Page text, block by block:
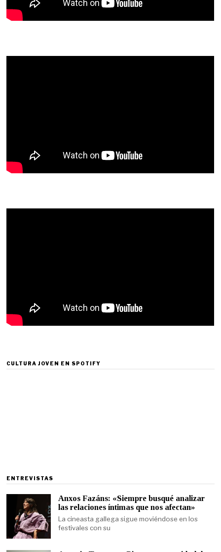
CULTURA JOVEN EN SPOTIFY
ENTREVISTAS
Anxos Fazáns: «Siempre busqué analizar
las relaciones íntimas que nos afectan»
La cineasta gallega sigue moviéndose en los
festivales con su